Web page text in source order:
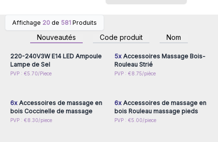
Affichage 20 de 581 Produits
Nouveautés Code produit Nom
Connectez-vous ou
inscrivez-vous pour
accéder aux prix de gros
220-240V3W E14 LED Ampoule
Lampe de Sel
PVP : €5.70/Piece
inscrivez-vous pour
accéder aux prix de gros
5xAccessoires Massage Bois-
Rouleau Strié
PVP : €8.75/pièce
Connectez-vous ou
6xAccessoires de massage en
bois Coccinelle de massage
PVP : €8.30/piece
Connectez-vous ou
6xAccessoires de massage en
bois Rouleau massage pieds
PVP : €5.00/piece
Connectez-vous ou
Connectez-vous ou